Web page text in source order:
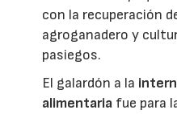
con la recuperación
agroganadero y
pasiegos.
El galardón a la
alimentaria fue para